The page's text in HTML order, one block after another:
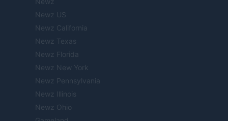
Newz US
Newz California
Newz Texas
Newz Florida
Newz New York
Newz Pennsylvania
Newz Illinois
Newz Ohio